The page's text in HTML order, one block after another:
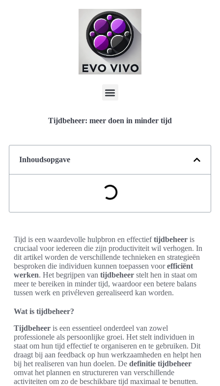
Tijdbeheer: meer doen in minder tijd
Inhoudsopgave
Tijd is een waardevolle hulpbron en effectieftijdbeheer is
cruciaal voor iedereen die zijn productiviteit wil verhogen. In
dit artikel worden de verschillende technieken en strategieën
besproken die individuen kunnen toepassen voorefficiënt
werken. Het begrijpen van tijdbeheer stelt hen in staat om
meer te bereiken in minder tijd, waardoor een betere balans
tussen werk en privéleven gerealiseerd kan worden.
Wat is tijdbeheer?
Tijdbeheer is een essentieel onderdeel van zowel
professionele als persoonlijke groei. Het stelt individuen in
staat om hun tijd effectief te organiseren en te gebruiken. Dit
draagt bij aan feedback op hun werkzaamheden en helpt hen
bij het realiseren van hun doelen. De definitie tijdbeheer
omvat het plannen en structureren van verschillende
activiteiten om zo de beschikbare tijd maximaal te benutten.